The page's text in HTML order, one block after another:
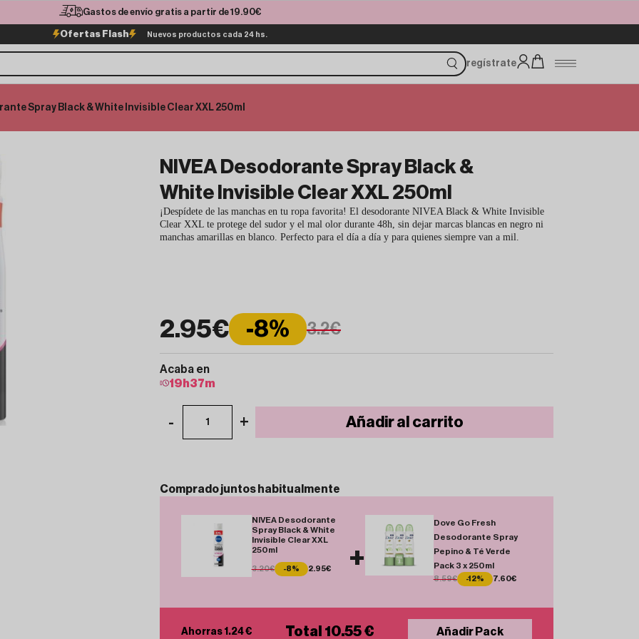
Gastos de envío gratis a partir de 19.90€
Ofertas Flash Nuevos productos cada 24 hs.
regístrate
Spray Black & White Invisible Clear XXL 250ml
NIVEA Desodorante Spray Black &
White Invisible Clear XXL 250ml
¡Despídete de las manchas en tu ropa favorita! El desodorante NIVEA Black & White Invisible
Clear XXL te protege del sudor y el mal olor durante 48h, sin dejar marcas blancas en negro ni
manchas amarillas en blanco. Perfecto para el día a día y para quienes siempre van a mil.
2.95€ -8% 3.2€
Acaba en
19 h37m
- 1 + Añadir al carrito
Compradojuntos habitualmente
NIVEA Desodorante
Spray Black & White
Invisible Clear XXL
250ml
3.20€ -8% 2.95€ +
Dove Go Fresh
Desodorante Spray
Pepino & Té Verde
Pack 3 x 250ml
8.59€ -12% 7.60€
Ahorras 1.24 € Total 10.55 € Añadir Pack